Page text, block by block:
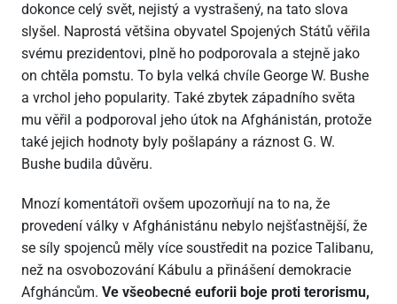
dokonce celý svět, nejistý a vystrašený, na tato slova
slyšel. Naprostá většina obyvatel Spojených Států věřila
svému prezidentovi, plně ho podporovala a stejně jako
on chtěla pomstu. To byla velká chvíle George W. Bushe
a vrchol jeho popularity. Také zbytek západního světa
mu věřil a podporoval jeho útok na Afghánistán, protože
také jejich hodnoty byly pošlapány a ráznost G. W.
Bushe budila důvěru.
Mnozí komentátoři ovšem upozorňují na to na, že
provedení války v Afghánistánu nebylo nejšťastnější, že
se síly spojenců měly více soustředit na pozice Talibanu,
než na osvobozování Kábulu a přinášení demokracie
Afgháncům. Ve všeobecné euforii boje proti terorismu,